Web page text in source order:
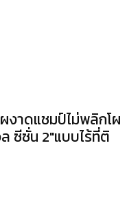
งาดแชมป์ไม่พลิกโผ
ซีซั่น 2″แบบไร้ที่ติ